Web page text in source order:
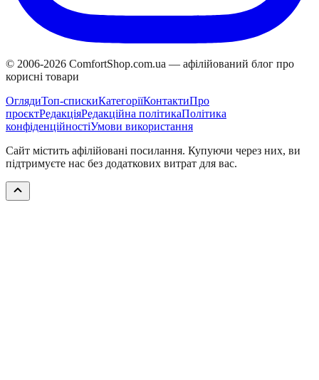
© 2006-2026 ComfortShop.com.ua — афілійований блог про
корисні товари
ОглядиТоп-спискиКатегоріїКонтактиПро
проєктРедакціяРедакційна політикаПолітика
конфіденційностіУмови використання
Сайт містить афілійовані посилання. Купуючи через них, ви
підтримуєте нас без додаткових витрат для вас.